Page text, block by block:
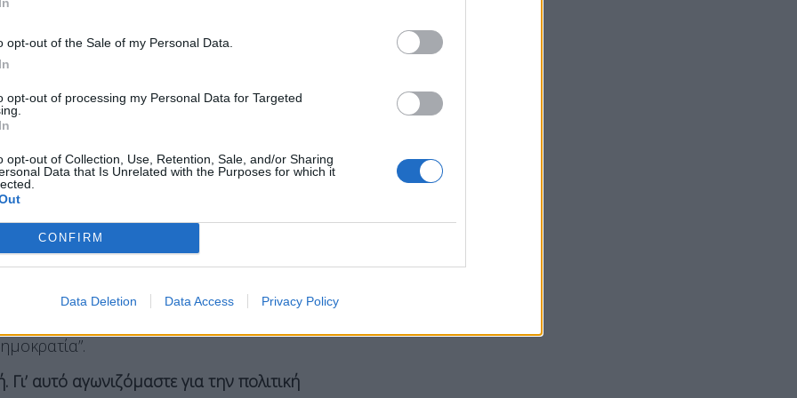
opt-out of the Sale of my Personal Data.
opt-out of processing my Personal Data for Targeted
opt-out of Collection, Use, Retention, Sale, and/or Sharing
Data that Is Unrelated with the Purposes for which it
CONFIRM
Data Deletion Data Access Privacy Policy
τελικά, πόσο προστατευμένος οφείλει να
προκλήσεις και υπαρξιακούς
ο Αριστόβουλος Μάνεσης, το Σύνταγμα είναι
η θεσμική ασπίδα του πολίτη απέναντι στην
Ανδρουλάκης και προσθέτοντας ότι “αυτές
Δημοκρατικής Προοδευτικής Παράταξης”
που έχει θεσπίσει διαχρονικά το ΠΑΣΟΚ.
και επέκρινε τη ΝΔ για “βαθιά
“φέρει βαριά ευθύνη για τη θεσμική και
αυτό αγωνιζόμαστε για την πολιτική